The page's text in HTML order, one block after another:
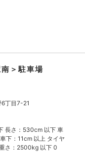
＞駐車場
丁目7-21
長さ：530cm 以下 車
下：11cm 以上 タイヤ
さ：2500kg 以下 0